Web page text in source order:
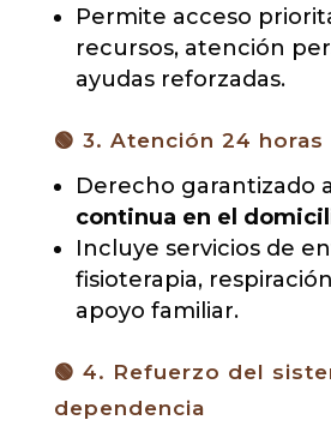
Permite acceso
recursos, atención
ayudas reforzadas.
🟢 3. Atención 24 horas
Derecho garantizado a
continua en el
Incluye servicios de
fisioterapia,
apoyo familiar.
🟢 4. Refuerzo del
dependencia